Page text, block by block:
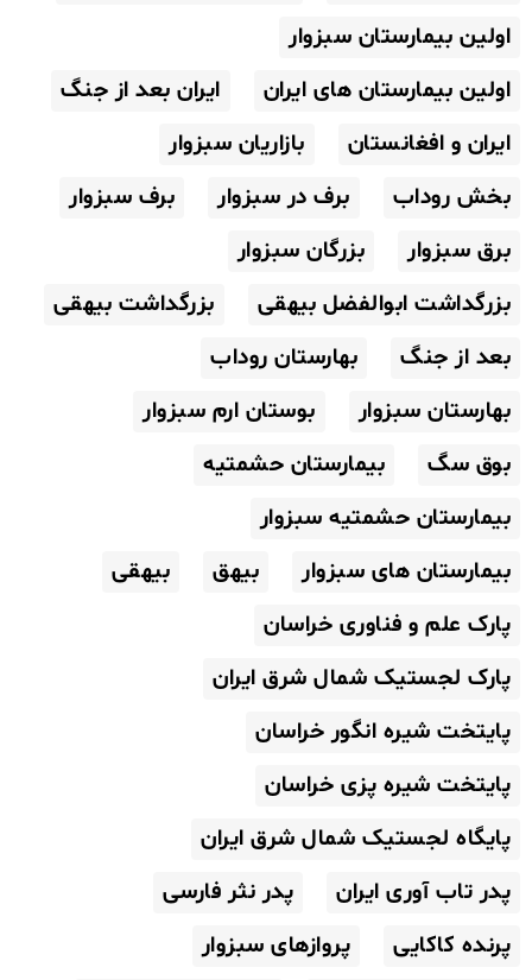
اولین بیمارستان سبزوار
اولین بیمارستان های ایران
ایران بعد از جنگ
ایران و افغانستان
بازاریان سبزوار
بخش روداب
برف در سبزوار
برف سبزوار
برق سبزوار
بزرگان سبزوار
بزرگداشت ابوالفضل بیهقی
بزرگداشت بیهقی
بعد از جنگ
بهارستان روداب
بهارستان سبزوار
بوستان ارم سبزوار
بوق سگ
بیمارستان حشمتیه
بیمارستان حشمتیه سبزوار
بیمارستان های سبزوار
بیهق
بیهقی
پارک علم و فناوری خراسان
پارک لجستیک شمال شرق ایران
پایتخت شیره انگور خراسان
پایتخت شیره پزی خراسان
پایگاه لجستیک شمال شرق ایران
پدر تاب آوری ایران
پدر نثر فارسی
پرنده کاکایی
پروازهای سبزوار